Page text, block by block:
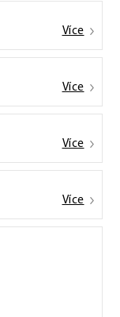
Více
Více
Více
Více